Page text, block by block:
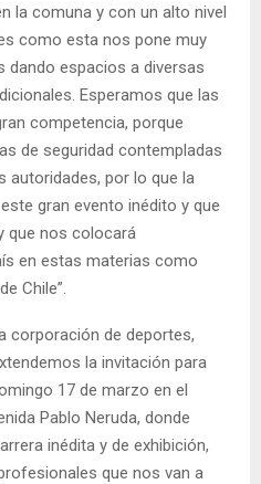
la comuna y con un alto nivel
como esta nos pone muy
espacios a diversas
Esperamos que las
competencia, porque
de seguridad contempladas
autoridades, por lo que la
gran evento inédito y que
que nos colocará
en estas materias como
Chile”.
corporación de deportes,
la invitación para
17 de marzo en el
Pablo Neruda, donde
inédita y de exhibición,
que nos van a